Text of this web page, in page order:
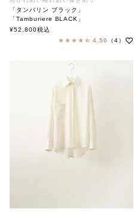
「タンバリン ブラック」
「Tamburiere BLACK」
soutiencollar
¥52,800税込
4.50
（4）